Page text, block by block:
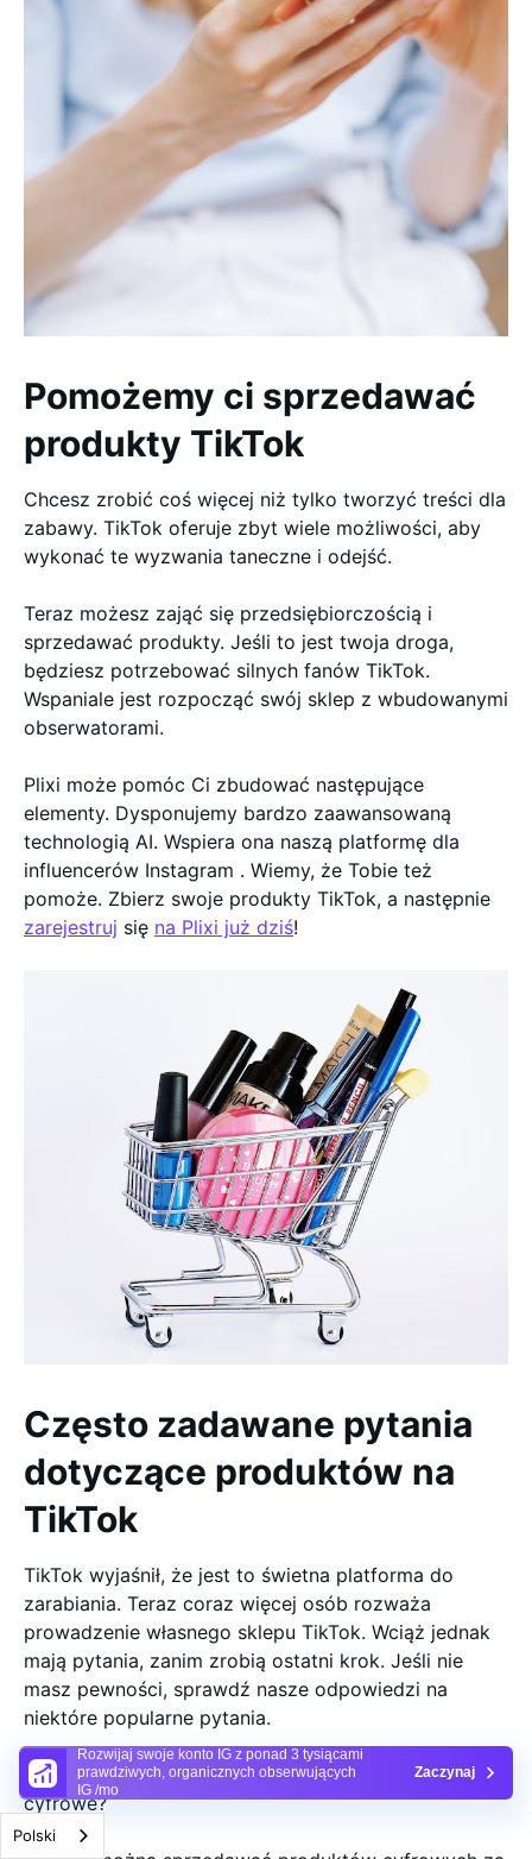
Rozwijaj swoje konto IG z ponad 3 tysiącami
prawdziwych, organicznych obserwujących
IG /mo
Zaczynaj
Pomożemy ci sprzedawać
produkty TikTok
Chcesz zrobić coś więcej niż tylko tworzyć treści dla
zabawy. TikTok oferuje zbyt wiele możliwości, aby
wykonać te wyzwania taneczne i odejść.
Teraz możesz zająć się przedsiębiorczością i
sprzedawać produkty. Jeśli to jest twoja droga,
będziesz potrzebować silnych fanów TikTok.
Wspaniale jest rozpocząć swój sklep z wbudowanymi
obserwatorami.
Plixi może pomóc Ci zbudować następujące
elementy. Dysponujemy bardzo zaawansowaną
technologią AI. Wspiera ona naszą platformę dla
influencerów Instagram . Wiemy, że Tobie też
pomoże. Zbierz swoje produkty TikTok, a następnie
zarejestruj się na Plixi już dziś!
Często zadawane pytania
dotyczące produktów na
TikTok
TikTok wyjaśnił, że jest to świetna platforma do
zarabiania. Teraz coraz więcej osób rozważa
prowadzenie własnego sklepu TikTok. Wciąż jednak
mają pytania, zanim zrobią ostatni krok. Jeśli nie
masz pewności, sprawdź nasze odpowiedzi na
niektóre popularne pytania.
Czy w TikTok Shop można sprzedawać produkty
cyfrowe?
Polski